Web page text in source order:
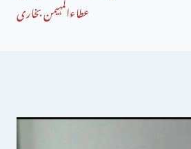
عطاءالمہیمن بخاری